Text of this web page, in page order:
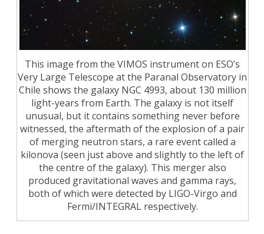
This image from the VIMOS instrument on ESO’s
Very Large Telescope at the Paranal Observatory in
Chile shows the galaxy NGC 4993, about 130 million
light-years from Earth. The galaxy is not itself
unusual, but it contains something never before
witnessed, the aftermath of the explosion of a pair
of merging neutron stars, a rare event called a
kilonova (seen just above and slightly to the left of
the centre of the galaxy). This merger also
produced gravitational waves and gamma rays,
both of which were detected by LIGO-Virgo and
Fermi/INTEGRAL respectively.